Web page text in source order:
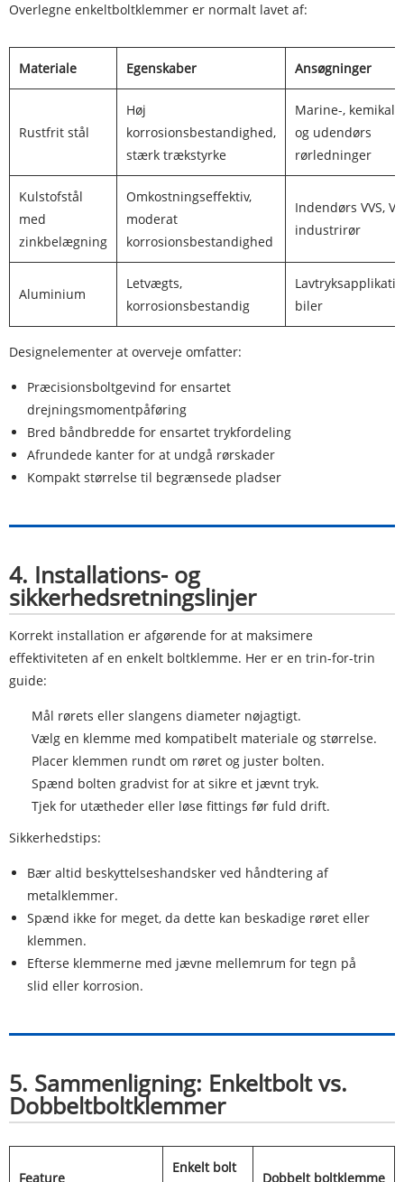
Overlegne enkeltboltklemmer er normalt lavet af:
Materiale Egenskaber Ansøgninger
Rustfrit stål
Høj
korrosionsbestandighed,
stærk trækstyrke
Marine-,
og udendørs
rørledninger
Kulstofstål
med
zinkbelægning
Omkostningseffektiv,
moderat
korrosionsbestandighed
Indendørs VVS,
industrirør
Aluminium
Letvægts,
korrosionsbestandig
biler
Designelementer at overveje omfatter:
Præcisionsboltgevind for ensartet
drejningsmomentpåføring
Bred båndbredde for ensartet trykfordeling
Afrundede kanter for at undgå rørskader
Kompakt størrelse til begrænsede pladser
4. Installations- og
sikkerhedsretningslinjer
Korrekt installation er afgørende for at maksimere
effektiviteten af ​​en enkelt boltklemme. Her er en trin-for-trin
guide:
Mål rørets eller slangens diameter nøjagtigt.
Vælg en klemme med kompatibelt materiale og størrelse.
Placer klemmen rundt om røret og juster bolten.
Spænd bolten gradvist for at sikre et jævnt tryk.
Tjek for utætheder eller løse fittings før fuld drift.
Sikkerhedstips:
Bær altid beskyttelseshandsker ved håndtering af
metalklemmer.
Spænd ikke for meget, da dette kan beskadige røret eller
klemmen.
Efterse klemmerne med jævne mellemrum for tegn på
slid eller korrosion.
5. Sammenligning: Enkeltbolt vs.
Dobbeltboltklemmer
Feature
Enkelt bolt
Dobbelt boltklemme